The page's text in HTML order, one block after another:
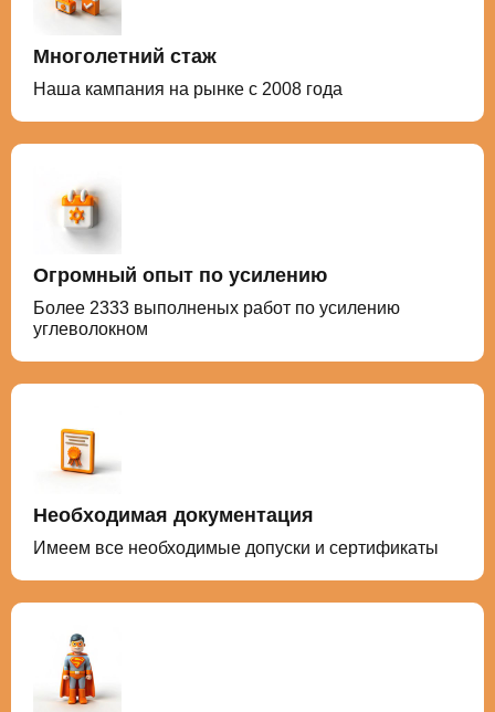
Многолетний стаж
Наша кампания на рынке с 2008 года
Огромный опыт по усилению
Более 2333 выполненых работ по усилению
углеволокном
Необходимая документация
Имеем все необходимые допуски и сертификаты